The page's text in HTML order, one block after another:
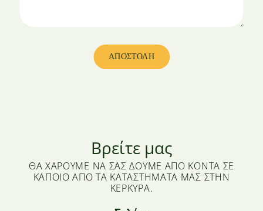
Βρείτε μας
ΘΑ ΧΑΡΟΎΜΕ ΝΑ ΣΑΣ ΔΟΎΜΕ ΑΠΌ ΚΟΝΤΆ ΣΕ
ΚΆΠΟΙΟ ΑΠΌ ΤΑ ΚΑΤΑΣΤΉΜΑΤΆ ΜΑΣ ΣΤΗΝ
ΚΈΡΚΥΡΑ.